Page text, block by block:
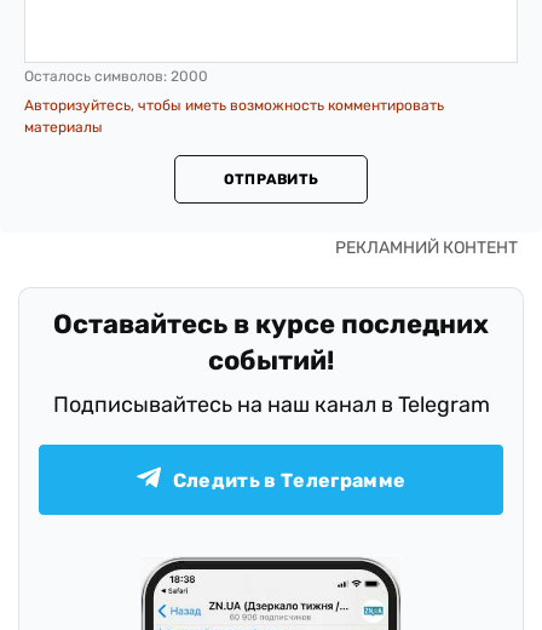
Осталось символов: 2000
Авторизуйтесь, чтобы иметь возможность комментировать
материалы
ОТПРАВИТЬ
Оставайтесь в курсе последних
событий!
Подписывайтесь на наш канал в Telegram
Следить в Телеграмме